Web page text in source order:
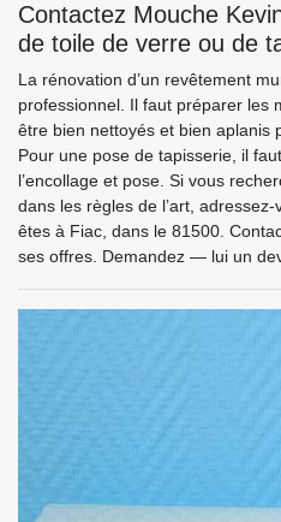
Contactez Mouche
de toile de verre ou de
La rénovation d’un revêtement
professionnel. Il faut préparer les
être bien nettoyés et bien aplanis
Pour une pose de tapisserie, il
l’encollage et pose. Si vous
dans les règles de l’art,
êtes à Fiac, dans le 81500.
ses offres. Demandez — lui un